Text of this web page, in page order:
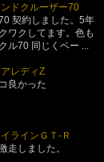
ンドクルーザー70
契約しました。5年
ワクしてます。色も
ル70 同じくベー ...
レディZ
良かった
ラインＧＴ‐Ｒ
走しました。